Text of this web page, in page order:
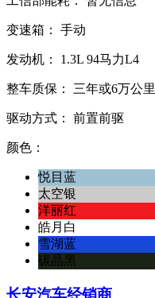
变速箱： 手动
发动机： 1.3L 94马力L4
整车质保： 三年或6万公里
驱动方式： 前置前驱
颜色：
悦目蓝
太空银
洋丽红
皓月白
雪湖蓝
碳晶黑
长安汽车经销商